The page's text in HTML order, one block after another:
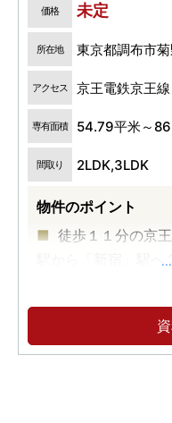
価格 未定
所在地 東京都調布市
アクセス 京王電鉄京王
専有面積 54.79平米～
間取り 2LDK,3LDK
物件のポイント
徒歩１１分の京
駅から「新宿」駅へ
深大寺の豊かな
受。
徒歩１分にはス